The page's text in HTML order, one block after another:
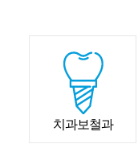
치과보철과